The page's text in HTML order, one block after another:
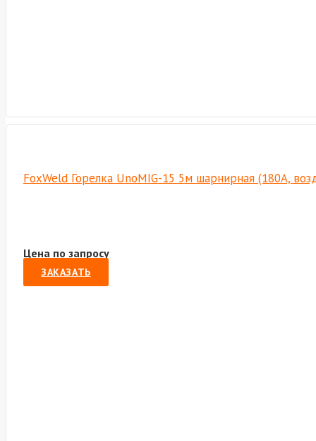
FoxWeld Горелка UnoMIG-15 5м шарнирная (180A,
Цена по запросу
ЗАКАЗАТЬ